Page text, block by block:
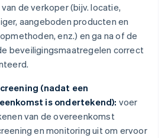
de verkoper (bijv. locatie,
aangeboden producten en
enz.) en ga na of de
beveiligingsmaatregelen correct
(nadat een
is ondertekend): voer
van de overeenkomst
en monitoring uit om ervoor